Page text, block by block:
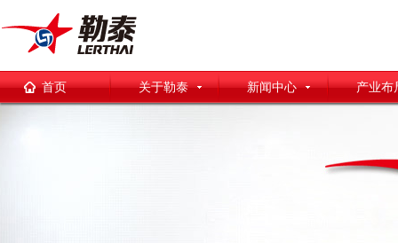
首页 关于勒泰 新闻中心 产业布